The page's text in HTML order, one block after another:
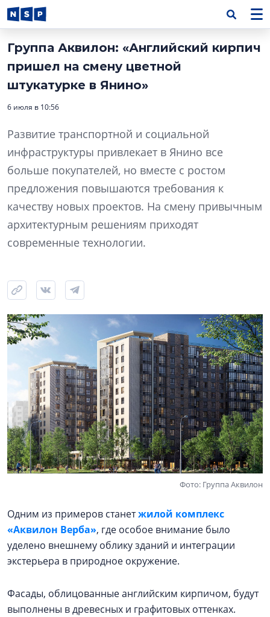
Группа Аквилон: «Английский кирпич
пришел на смену цветной
штукатурке в Янино»
6 июля в 10:56
Развитие транспортной и социальной
инфраструктуры привлекает в Янино все
больше покупателей, но вместе с ростом
предложения повышаются требования к
качеству новых проектов. На смену привычным
архитектурным решениям приходят
современные технологии.
Фото: Группа Аквилон
Одним из примеров станетжилой комплекс
«Аквилон Верба», где особое внимание было
уделено внешнему облику зданий и интеграции
экстерьера в природное окружение.
Фасады, облицованные английским кирпичом, будут
выполнены в древесных и графитовых оттенках.